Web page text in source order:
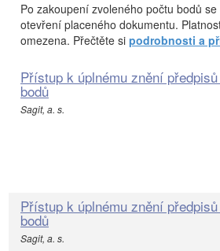
Po zakoupení zvoleného počtu bodů
otevření placeného dokumentu.
omezena. Přečtěte si podrobnosti a
Přístup k úplnému znění
bodů
Sagit, a. s.
Přístup k úplnému znění
bodů
Sagit, a. s.